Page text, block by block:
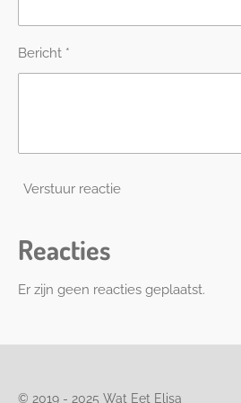
Bericht *
Verstuur reactie
Reacties
Er zijn geen reacties geplaatst.
© 2019 - 2025 Wat Eet Elisa